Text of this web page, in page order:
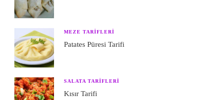
MEZE TARIFLERI
Patates Püresi Tarifi
SALATA TARIFLERI
Kısır Tarifi